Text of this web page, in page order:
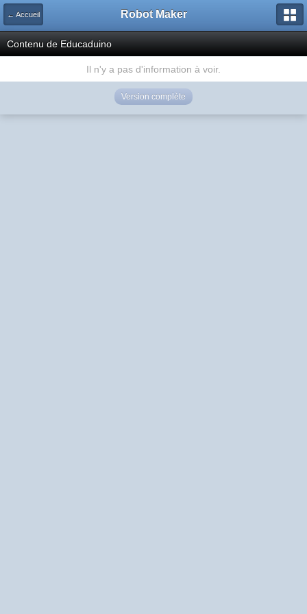
← Accueil Robot Maker
Contenu de Educaduino
Il n'y a pas d'information à voir.
Version complète